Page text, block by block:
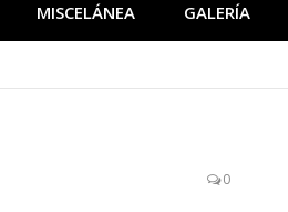
MISCELÁNEA GALERÍA
0